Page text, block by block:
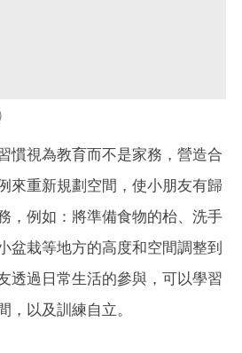
慣視為教育而不是家務，營造合
來重新規劃空間，使小朋友有歸
，例如：將準備食物的枱、洗手
盆栽等地方的高度和空間調整到
透過日常生活的參與，可以學習
，以及訓練自立。